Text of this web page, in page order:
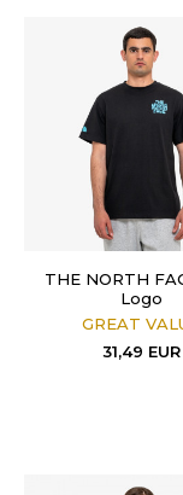
THE NORTH
Logo
GREAT
31,49 EUR